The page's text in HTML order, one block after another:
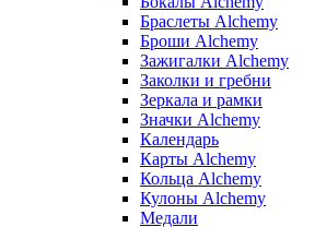
Браслеты Alchemy
Броши Alchemy
Зажигалки Alchemy
Заколки и гребни
Зеркала и рамки
Значки Alchemy
Календарь
Карты Alchemy
Кольца Alchemy
Кулоны Alchemy
Медали